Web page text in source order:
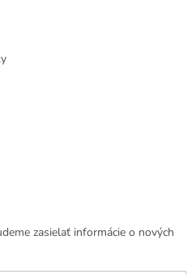
zasielať informácie o nových